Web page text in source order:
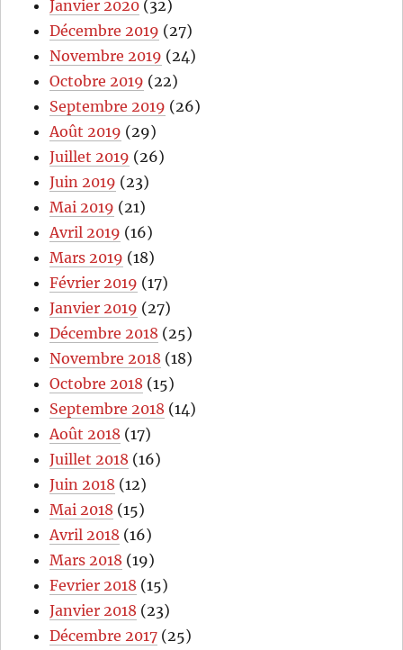
Janvier 2020 (32)
Décembre 2019 (27)
Novembre 2019 (24)
Octobre 2019 (22)
Septembre 2019 (26)
Août 2019 (29)
Juillet 2019 (26)
Juin 2019 (23)
Mai 2019 (21)
Avril 2019 (16)
Mars 2019 (18)
Février 2019 (17)
Janvier 2019 (27)
Décembre 2018 (25)
Novembre 2018 (18)
Octobre 2018 (15)
Septembre 2018 (14)
Août 2018 (17)
Juillet 2018 (16)
Juin 2018 (12)
Mai 2018 (15)
Avril 2018 (16)
Mars 2018 (19)
Fevrier 2018 (15)
Janvier 2018 (23)
Décembre 2017 (25)